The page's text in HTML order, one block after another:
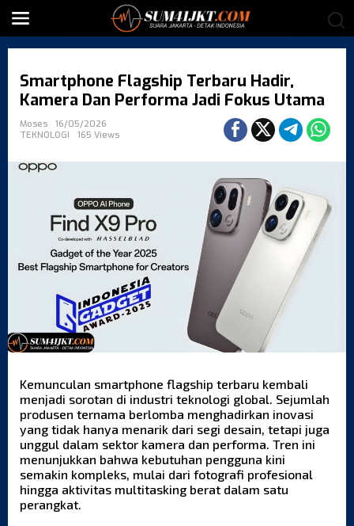
i
Smartphone Flagship Terbaru Hadir,
Kamera Dan Performa Jadi Fokus Utama
Moses
16/05/2026
TEKNOLOGI
165 Views
Kemunculan smartphone flagship terbaru kembali
menjadi sorotan di industri teknologi global. Sejumlah
produsen ternama berlomba menghadirkan inovasi
yang tidak hanya menarik dari segi desain, tetapi juga
unggul dalam sektor kamera dan performa. Tren ini
menunjukkan bahwa kebutuhan pengguna kini
semakin kompleks, mulai dari fotografi profesional
hingga aktivitas multitasking berat dalam satu
perangkat.